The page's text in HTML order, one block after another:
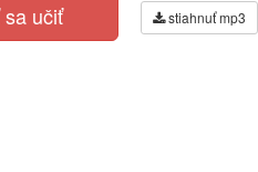
učiť stiahnuť mp3